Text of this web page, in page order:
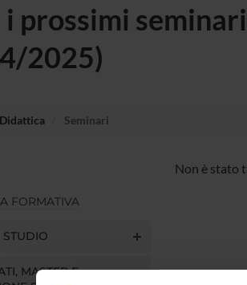
prossimi
2025)
Didattica Seminari
FORMATIVA
STUDIO
MASTER E
Non è stato